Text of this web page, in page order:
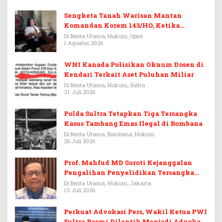
Sengketa Tanah Warisan Mantan
Komandan Korem 143/HO, Ketika
Warisan Menjadi Arena Pemerasan
Di Berita Utama, Hukum, Opini
1 Agustus 2026
WNI Kanada Polisikan Oknum Dosen di
Kendari Terkait Aset Puluhan Miliar
Di Berita Utama, Hukum, Sultra
31 Juli 2026
Polda Sultra Tetapkan Tiga Tersangka
Kasus Tambang Emas Ilegal di Bombana
Di Berita Utama, Bombana, Hukum
26 Juli 2026
Prof. Mahfud MD Soroti Kejanggalan
Pengalihan Penyelidikan Tersangka
Febrie Adriansyah
Di Berita Utama, Hukum, Jakarta
13 Juli 2026
Perkuat Advokasi Pers, Wakil Ketua PWI